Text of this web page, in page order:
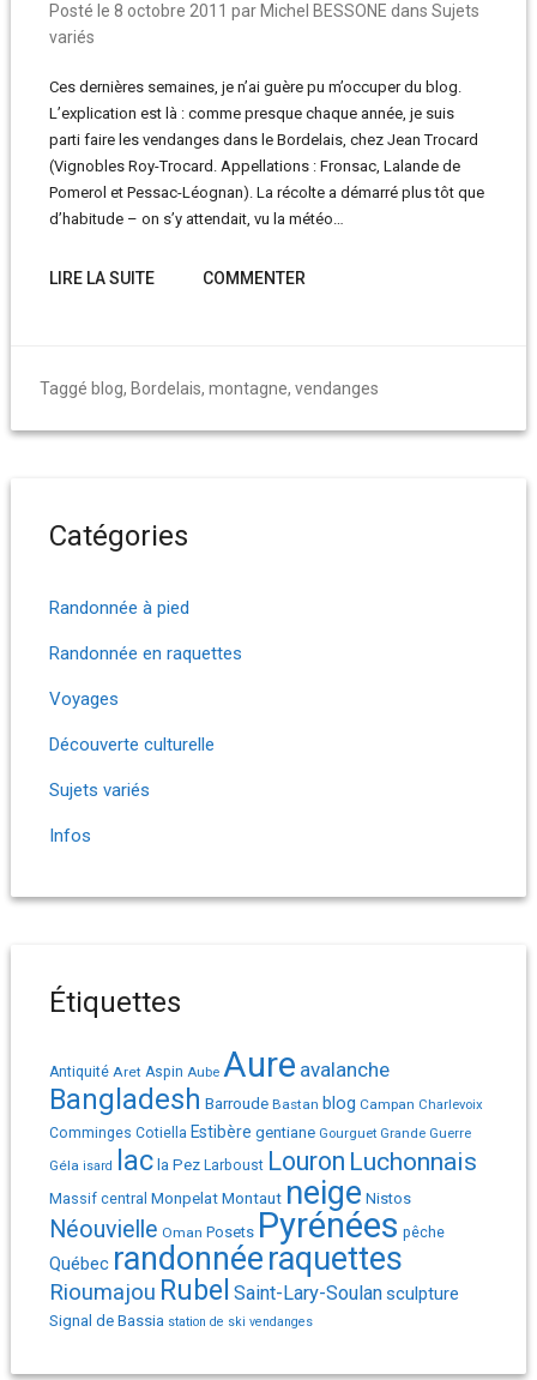
Posté le 8 octobre 2011 par Michel BESSONE dans Sujets
variés
Ces dernières semaines, je n’ai guère pu m’occuper du blog.
L’explication est là : comme presque chaque année, je suis
parti faire les vendanges dans le Bordelais, chez Jean Trocard
(Vignobles Roy-Trocard. Appellations : Fronsac, Lalande de
Pomerol et Pessac-Léognan). La récolte a démarré plus tôt que
d’habitude – on s’y attendait, vu la météo…
LIRE LA SUITE COMMENTER
Taggé blog, Bordelais, montagne, vendanges
Catégories
Randonnée à pied
Randonnée en raquettes
Voyages
Découverte culturelle
Sujets variés
Infos
Étiquettes
Antiquité Aret Aspin Aube Aure avalanche
Bangladesh Barroude Bastan blog Campan Charlevoix
Comminges Cotiella Estibère gentiane Gourguet Grande Guerre
Géla isard lac la Pez Larboust Louron Luchonnais
Massif central MonpelatMontaut neige Nistos
Néouvielle Oman Posets Pyrénées pêche
Québec randonnéeraquettes
Rioumajou Rubel Saint-Lary-Soulansculpture
Signal de Bassia station de ski vendanges